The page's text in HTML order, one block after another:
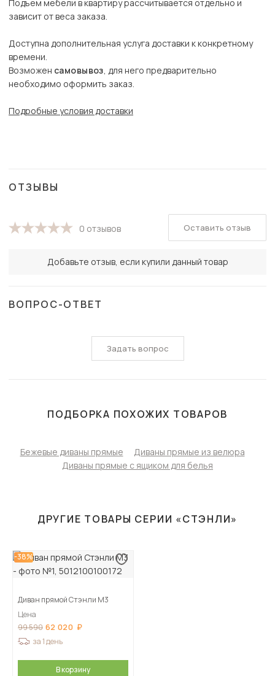
Подъем мебели в квартиру рассчитывается отдельно и
зависит от веса заказа.
Доступна дополнительная услуга доставки к конкретному
времени.
Возможен самовывоз, для него предварительно
необходимо оформить заказ.
Подробные условия доставки
ОТЗЫВЫ
0 отзывов
Добавьте отзыв, если купили данный товар
Оставить отзыв
ВОПРОС-ОТВЕТ
Задать вопрос
ПОДБОРКА ПОХОЖИХ ТОВАРОВ
Бежевые диваны прямые
Диваны прямые из велюра
Диваны прямые с ящиком для белья
ДРУГИЕ ТОВАРЫ СЕРИИ «СТЭНЛИ»
-38%
Диван прямой Стэнли М3
Цена
99 590 62 020
за 1 день
В корзину